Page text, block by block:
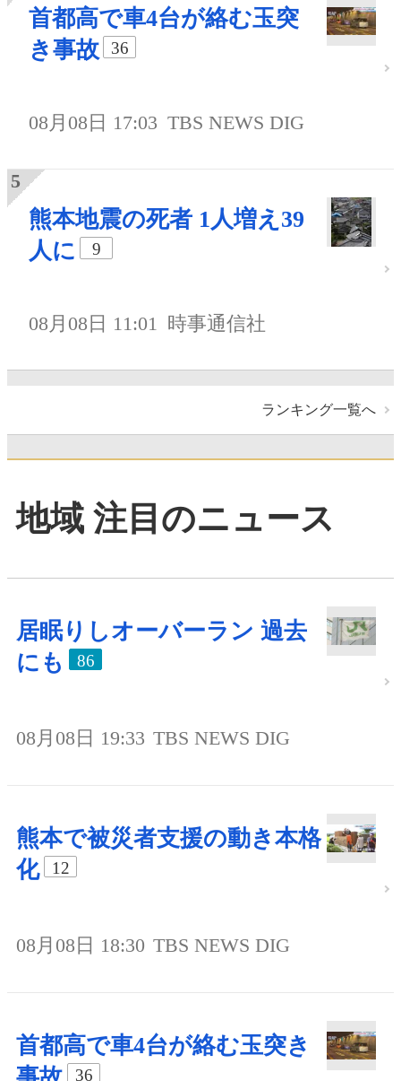
首都高で車4台が絡む玉突
き事故
36
08月08日 17:03 TBS NEWS DIG
熊本地震の死者 1人増え39
人に
9
08月08日 11:01 時事通信社
ランキング一覧へ
地域 注目のニュース
居眠りしオーバーラン 過去
にも
86
08月08日 19:33 TBS NEWS DIG
熊本で被災者支援の動き本格
化
12
08月08日 18:30 TBS NEWS DIG
首都高で車4台が絡む玉突き
36